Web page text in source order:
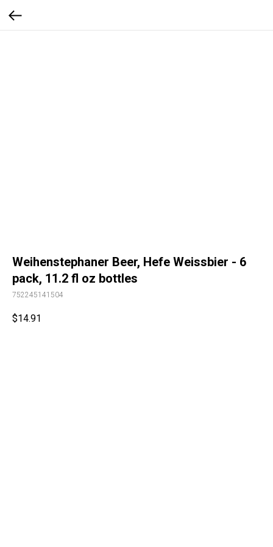
Weihenstephaner Beer, Hefe Weissbier - 6
pack, 11.2 fl oz bottles
752245141504
$14.91